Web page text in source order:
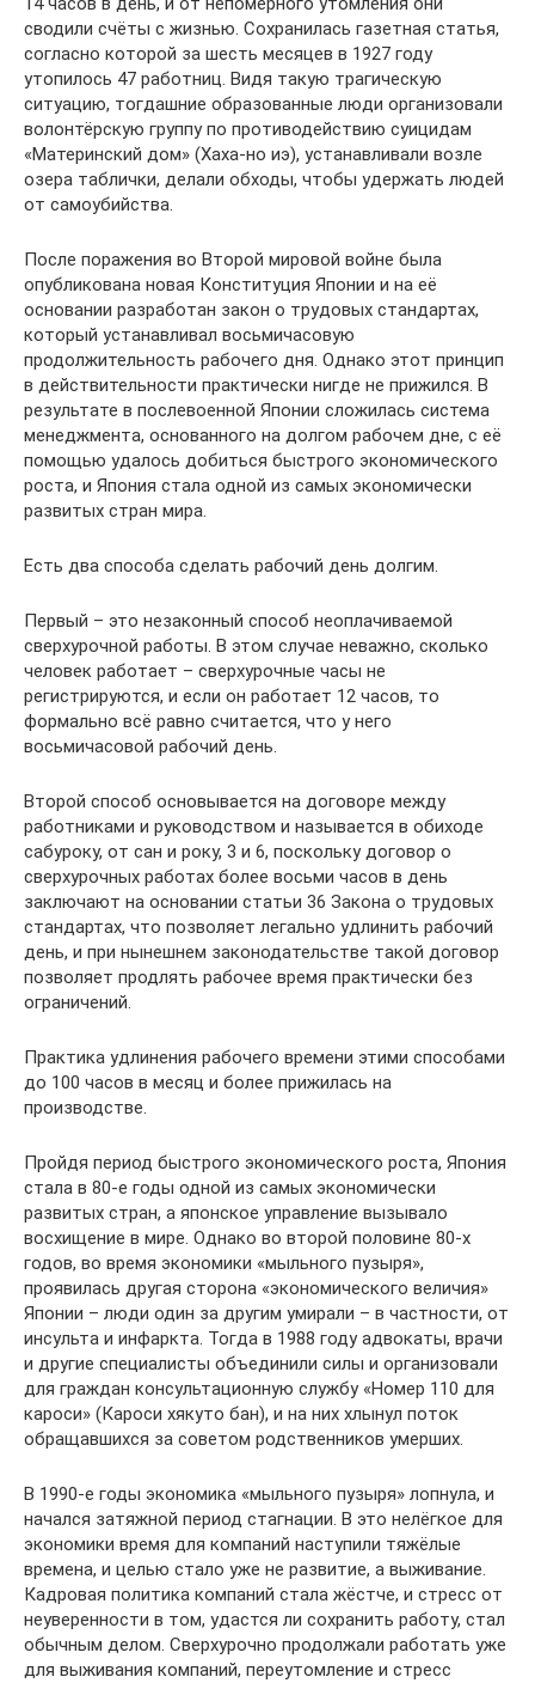
сводили счёты с жизнью. Сохранилась газетная статья,
согласно которой за шесть месяцев в 1927 году
утопилось 47 работниц. Видя такую трагическую
ситуацию, тогдашние образованные люди организовали
волонтёрскую группу по противодействию суицидам
«Материнский дом» (Хаха-но иэ), устанавливали возле
озера таблички, делали обходы, чтобы удержать людей
от самоубийства.
После поражения во Второй мировой войне была
опубликована новая Конституция Японии и на её
основании разработан закон о трудовых стандартах,
который устанавливал восьмичасовую
продолжительность рабочего дня. Однако этот принцип
в действительности практически нигде не прижился. В
результате в послевоенной Японии сложилась система
менеджмента, основанного на долгом рабочем дне, с её
помощью удалось добиться быстрого экономического
роста, и Япония стала одной из самых экономически
развитых стран мира.
Есть два способа сделать рабочий день долгим.
Первый – это незаконный способ неоплачиваемой
сверхурочной работы. В этом случае неважно, сколько
человек работает – сверхурочные часы не
регистрируются, и если он работает 12 часов, то
формально всё равно считается, что у него
восьмичасовой рабочий день.
Второй способ основывается на договоре между
работниками и руководством и называется в обиходе
сабуроку, от сан и року, 3 и 6, поскольку договор о
сверхурочных работах более восьми часов в день
заключают на основании статьи 36 Закона о трудовых
стандартах, что позволяет легально удлинить рабочий
день, и при нынешнем законодательстве такой договор
позволяет продлять рабочее время практически без
ограничений.
Практика удлинения рабочего времени этими способами
до 100 часов в месяц и более прижилась на
производстве.
Пройдя период быстрого экономического роста, Япония
стала в 80-е годы одной из самых экономически
развитых стран, а японское управление вызывало
восхищение в мире. Однако во второй половине 80-х
годов, во время экономики «мыльного пузыря»,
проявилась другая сторона «экономического величия»
Японии – люди один за другим умирали – в частности, от
инсульта и инфаркта. Тогда в 1988 году адвокаты, врачи
и другие специалисты объединили силы и организовали
для граждан консультационную службу «Номер 110 для
кароси» (Кароси хякуто бан), и на них хлынул поток
обращавшихся за советом родственников умерших.
В 1990-е годы экономика «мыльного пузыря» лопнула, и
начался затяжной период стагнации. В это нелёгкое для
экономики время для компаний наступили тяжёлые
времена, и целью стало уже не развитие, а выживание.
Кадровая политика компаний стала жёстче, и стресс от
неуверенности в том, удастся ли сохранить работу, стал
обычным делом. Сверхурочно продолжали работать уже
для выживания компаний, переутомление и стресс